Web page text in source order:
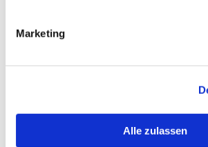
Marketing
Alle zulassen